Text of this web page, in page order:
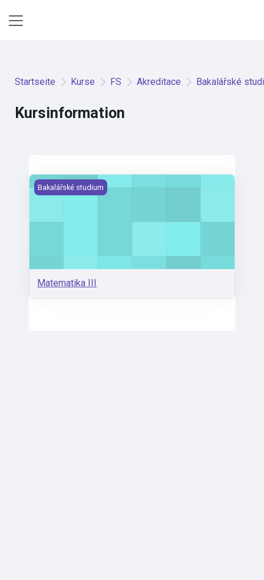
Startseite Kurse FS Akreditace Bakalářské
Kursinformation
Matematika III
Bakalářské studium
Matematika III